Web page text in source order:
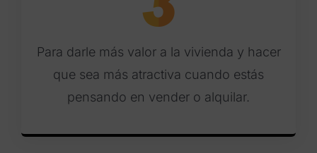
Para darle más valor a la vivienda y hacer
que sea más atractiva cuando estás
pensando en vender o alquilar.